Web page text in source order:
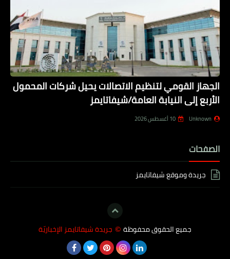
الجهاز القومي لتنظيم الاتصالات يحيل شركات المحمول
الأربع إلى النيابة العامة/شيفاتايمز
Unknown 10 أغسطس 2026
الصفحات
جريدة وموقع شيفاتايمز
جميع الحقوق محفوظة © جريدة شيفاتايمز الإخباريّة